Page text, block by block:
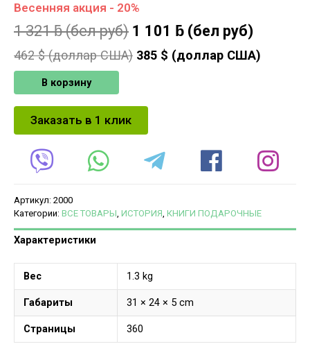
Весенняя акция - 20%
1 321ƃ(бел руб) 1 101 ƃ (бел руб)
462$ (доллар США) 385 $ (доллар США)
В корзину
Заказать в 1 клик
Артикул: 2000
Категории: ВСЕ ТОВАРЫ, ИСТОРИЯ, КНИГИ ПОДАРОЧНЫЕ
Характеристики
Вес 1.3 kg
Габариты 31 × 24 × 5 cm
Страницы 360